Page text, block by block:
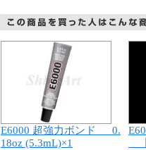
E6000 超強力ボンド 0.
18oz (5.3mL)×1